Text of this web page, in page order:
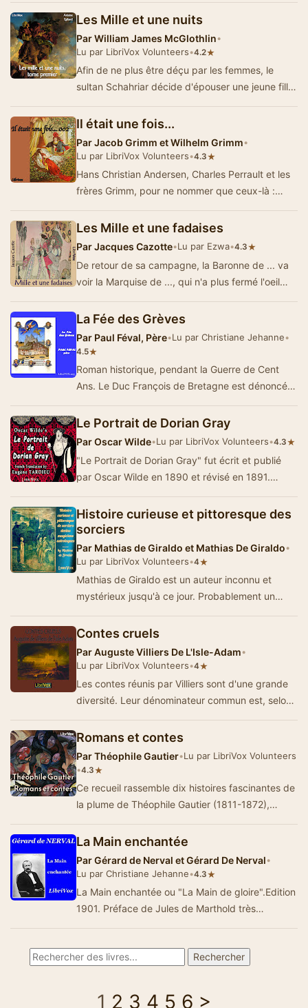
Les Mille et une nuits
ParWilliam James McGlothlin•
Lu par LibriVox Volunteers•4.2★
Afin de ne plus être déçu par les femmes, le
sultan Schahriar décide d'épouser une jeune fille
Il était une fois...
ParJacob Grimm et Wilhelm Grimm•
Lu par LibriVox Volunteers•4.3★
Hans Christian Andersen, Charles Perrault et les
frères Grimm, pour ne nommer que ceux-là :
Les Mille et une fadaises
ParJacques Cazotte•Lu par Ezwa•4.3★
De retour de sa campagne, la Baronne de ... va
voir la Marquise de ..., qui n'a plus fermé l'oeil
La Fée des Grèves
Par Paul Féval, Père•Lu par Christiane Jehanne•
4.5★
Roman historique, pendant la Guerre de Cent
Ans. Le Duc François de Bretagne est dénoncé
Le Portrait de Dorian Gray
ParOscar Wilde•Lu par LibriVox Volunteers•4.3★
"Le Portrait de Dorian Gray" fut écrit et publié
par Oscar Wilde en 1890 et révisé en 1891.
Histoire curieuse et pittoresque des
sorciers
Par Mathias de Giraldo et Mathias De Giraldo•
Lu par LibriVox Volunteers•4★
Mathias de Giraldo est un auteur inconnu et
mystérieux jusqu'à ce jour. Probablement un
Contes cruels
ParAuguste Villiers De L'Isle-Adam•
Lu par LibriVox Volunteers•4★
Les contes réunis par Villiers sont d'une grande
diversité. Leur dénominateur commun est, selon
Romans et contes
ParThéophile Gautier•Lu par LibriVox Volunteers
•4.3★
Ce recueil rassemble dix histoires fascinantes de
la plume de Théophile Gautier (1811-1872),
La Main enchantée
ParGérard de Nerval et Gérard De Nerval•
Lu par Christiane Jehanne•4.3★
La Main enchantée ou "La Main de gloire".Edition
1901. Préface de Jules de Marthold très
1 2 3 4 5 6 >